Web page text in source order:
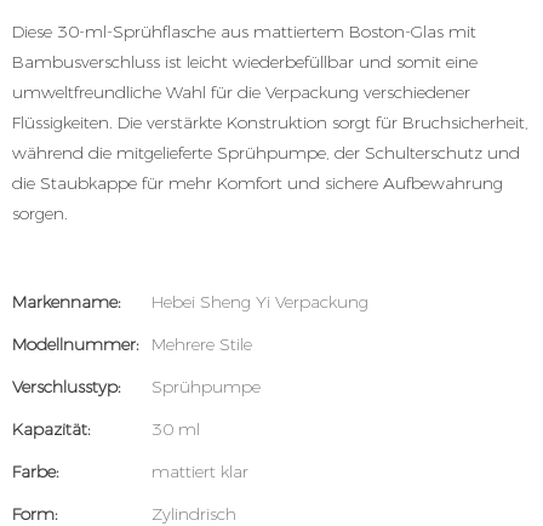
Diese 30-ml-Sprühflasche aus mattiertem Boston-Glas mit
Bambusverschluss ist leicht wiederbefüllbar und somit eine
umweltfreundliche Wahl für die Verpackung verschiedener
Flüssigkeiten. Die verstärkte Konstruktion sorgt für Bruchsicherheit,
während die mitgelieferte Sprühpumpe, der Schulterschutz und
die Staubkappe für mehr Komfort und sichere Aufbewahrung
sorgen.
Markenname:
Hebei Sheng Yi Verpackung
Modellnummer:
Mehrere Stile
Verschlusstyp:
Sprühpumpe
Kapazität:
30 ml
Farbe:
mattiert klar
Form:
Zylindrisch